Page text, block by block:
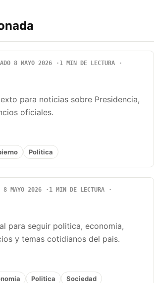
8 MAYO 2026
1 MIN DE LECTURA
para noticias sobre Presidencia,
oficiales.
Politica
8 MAYO 2026
1 MIN DE LECTURA
para seguir politica, economia,
y temas cotidianos del pais.
Politica Sociedad